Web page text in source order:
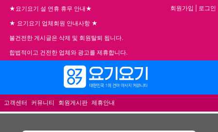
★요기요기 설 연휴 휴무 안내★
★ 요기요기 업체회원 안내사항 ★
불건전한 게시글은 삭제 및 회원탈퇴 됩니다.
합법적이고 건전한 업체와 광고를 제휴합니다.
회원가입 로그인
고객센터 커뮤니티 회원게시판 제휴안내